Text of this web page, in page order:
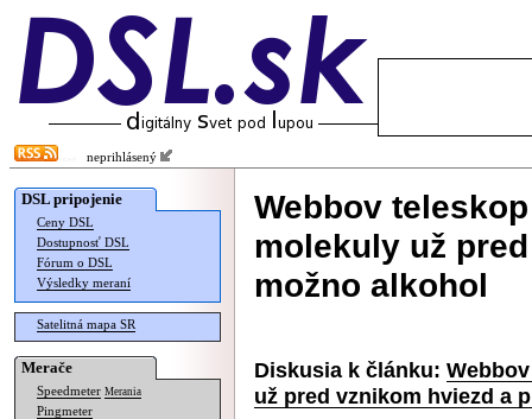
neprihlásený
DSL pripojenie
Ceny DSL
Dostupnosť DSL
Fórum o DSL
Výsledky meraní
Satelitná mapa SR
Merače
Speedmeter Merania
Pingmeter
Webbov
molekuly už
možno alkohol
Diskusia k článku:
už pred vznikom hviezd a